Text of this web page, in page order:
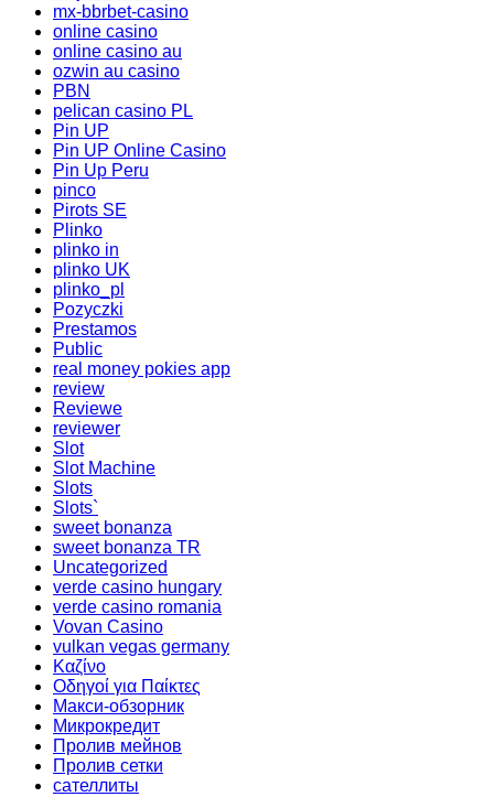
mx-bbrbet-casino
online casino
online casino au
ozwin au casino
PBN
pelican casino PL
Pin UP
Pin UP Online Casino
Pin Up Peru
pinco
Pirots SE
Plinko
plinko in
plinko UK
plinko_pl
Pozyczki
Prestamos
Public
real money pokies app
review
Reviewe
reviewer
Slot
Slot Machine
Slots
Slots`
sweet bonanza
sweet bonanza TR
Uncategorized
verde casino hungary
verde casino romania
Vovan Casino
vulkan vegas germany
Καζίνο
Οδηγοί για Παίκτες
Макси-обзорник
Микрокредит
Пролив мейнов
Пролив сетки
сателлиты